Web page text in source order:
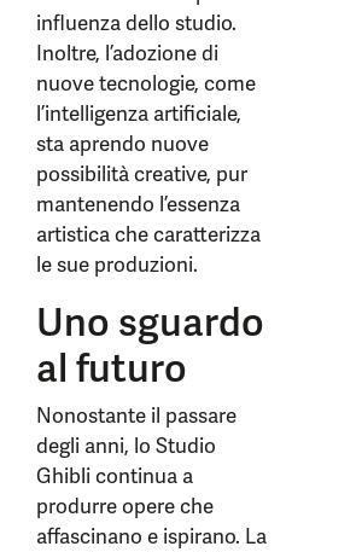
influenza dello studio.
Inoltre, l’adozione di
nuove tecnologie, come
l’intelligenza artificiale,
sta aprendo nuove
possibilità creative, pur
mantenendo l’essenza
artistica che caratterizza
le sue produzioni.
Uno sguardo
al futuro
Nonostante il passare
degli anni, lo Studio
Ghibli continua a
produrre opere che
affascinano e ispirano. La